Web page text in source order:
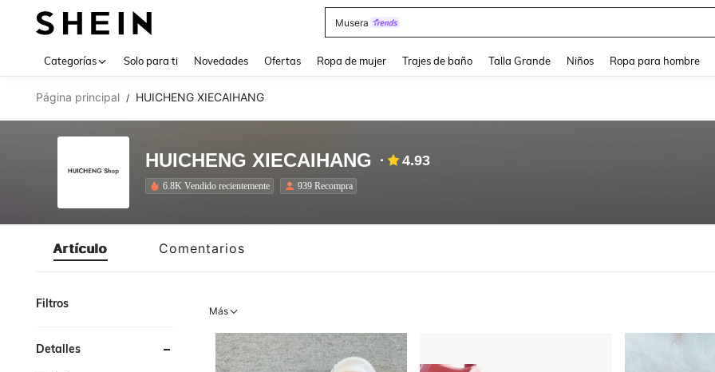
Dazy
Categorías Solo para ti Novedades Ofertas Ropa de mujer Trajes de baño Talla Grande Niños Ropa para hombre
Página principal / HUICHENG XIECAIHANG
HUICHENG XIECAIHANG 4.93
6.8K Vendido recientemente 939 Recompra
Artículo Comentarios
Filtros
Detalles
Más